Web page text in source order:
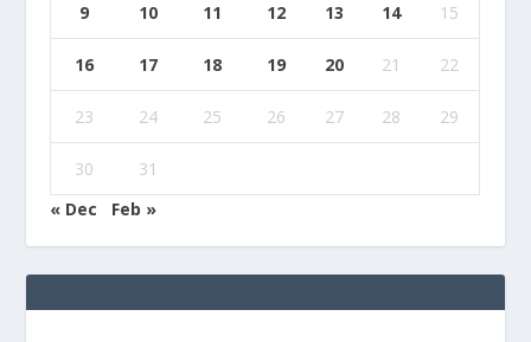
9 10 11 12 13 14 15
16 17 18 19 20 21 22
23 24 25 26 27 28 29
30
31
« Dec
Feb »